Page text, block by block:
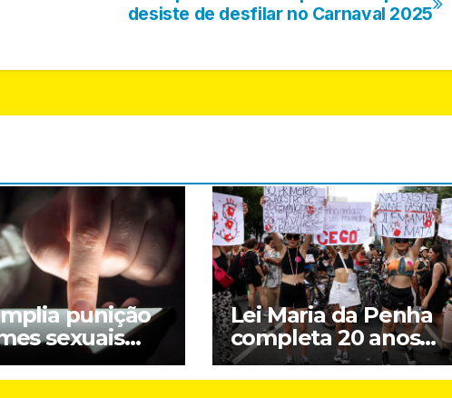
desiste de desfilar no Carnaval 2025
punição
sexuais
contra
entenda
Lei Maria da Penha
completa 20 anos
entre avanços e
desafios